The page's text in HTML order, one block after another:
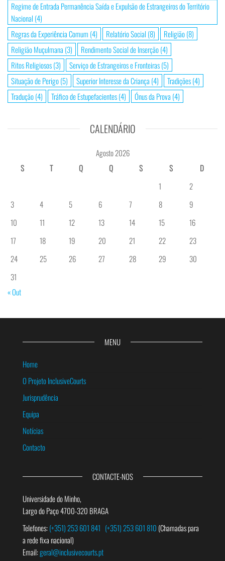
Regime de Entrada Permanência Saída e Expulsão de Estrangeiros do Território
Nacional (4)
Regras da Experiência Comum (4) Relatório Social (8) Religião(8)
Religião Muçulmana (3) Rendimento Social de Inserção(4)
Ritos Religiosos(3) Serviço de Estrangeiros e Fronteiras(5)
Situação de Perigo(5) Superior Interesse da Criança (4) Tradições(4)
Tradução(4) Tráfico de Estupefacientes(4) Ónus da Prova (4)
CALENDÁRIO
Agosto 2026
S
T Q Q S S
D
1
2
3
4 5 6 7 8
9
10
11 12 13 14 15
16
17
18 19 20 21 22
23
24
25 26 27 28 29
30
31
« Out
MENU
Home
O Projeto InclusiveCourts
Jurisprudência
Equipa
Notícias
Contacto
CONTACTE-NOS
Universidade do Minho,
Largo do Paço 4700-320 BRAGA
Telefones:(+351) 253 601 841 (+351) 253 601 810 (Chamadas para
a rede fixa nacional)
Email:geral@inclusivecourts.pt